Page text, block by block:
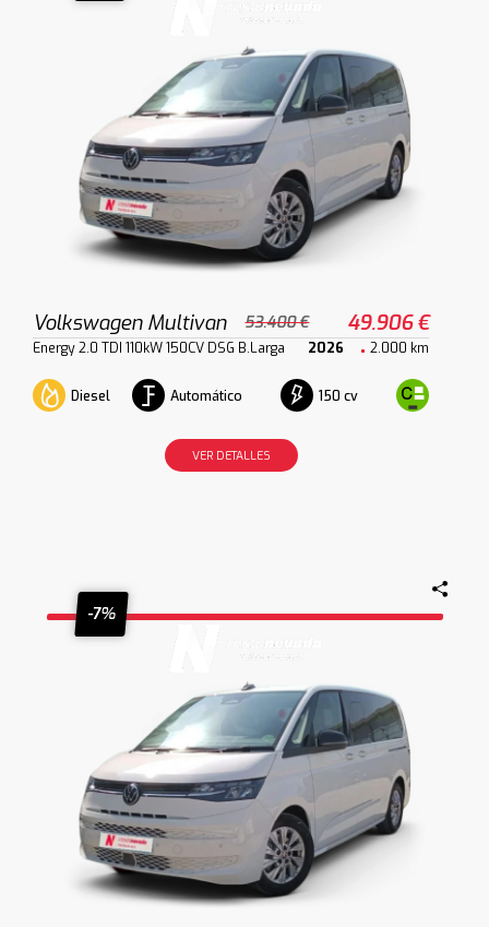
Volkswagen Multivan 53.400 € 49.906 €
Energy 2.0 TDI 110kW 150CV DSG B.Larga 2026 2.000 km
Diesel Automático 150 cv
VER DETALLES
-7%